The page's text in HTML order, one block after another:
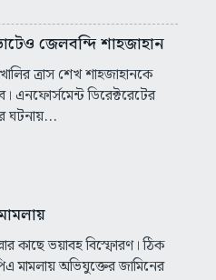
জেলবন্দি শাহজাহান
ত্রাস শেখ শাহজাহানকে
এনফোর্সমেন্ট ডিরেক্টরেটের
ঘটনায়...
কাছে ভয়াবহ বিস্ফোরণ। ঠিক
মামলায় অভিযুক্তের জামিনের